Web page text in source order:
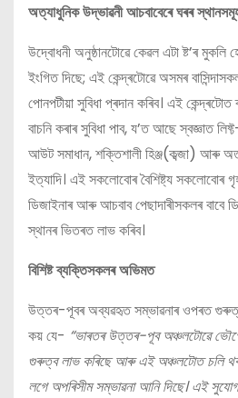
অত্যাধুনিক উদ্ভাৱনী আচবাবেৰে ঘৰৰ
উদ্বোধনী অনুষ্ঠানটোৱে কেৱল এটা ষ্ট’ৰ
ইংগিত দিছে; এই কেন্দ্ৰটোৱে অসমৰ
পোনপটীয়া সুবিধা প্ৰদান কৰিব। এই
বাচনি কৰাৰ সুবিধা পাব, য’ত আছে স্বজ্ঞাত
আউট সমাধান, শক্তিশালী হিঞ্জ(কব্জা) আৰু
ইত্যাদি। এই সকলোবোৰ বৈশিষ্ট্য সকলোবোৰ
ডিজাইনাৰ আৰু আচবাব পেছাদাৰীসকলৰ বাবে
স্থানৰ ভিতৰত লাভ কৰিব।
বিশিষ্ট ব্যক্তিসকলৰ অভিমত
উত্তৰ-পূবৰ অব্যৱহৃত সম্ভাৱনাৰ ওপৰত
কয় যে- “ভাৰতৰ উত্তৰ-পূব অঞ্চলটোৱে
গুৰুত্ব লাভ কৰিছে আৰু এই অঞ্চলটোত চলি
লগে অপৰিসীম সম্ভাৱনা আনি দিছে। এই